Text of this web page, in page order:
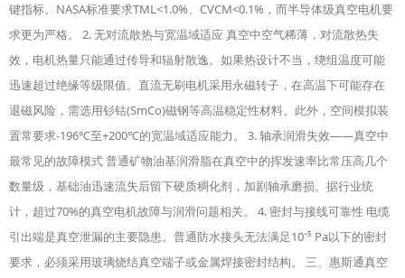
键指标。NASA标准要求TML<1.0%、CVCM<0.1%，而半导体级真空电机要
求更为严格。 2. 无对流散热与宽温域适应 真空中空气稀薄，对流散热失
效，电机热量只能通过传导和辐射散逸。如果热设计不当，绕组温度可能
迅速超过绝缘等级限值。直流无刷电机采用永磁转子，在高温下可能存在
退磁风险，需选用钐钴(SmCo)磁钢等高温稳定性材料。此外，空间模拟装
置常要求-196℃至+200℃的宽温域适应能力。 3. 轴承润滑失效——真空中
最常见的故障模式 普通矿物油基润滑脂在真空中的挥发速率比常压高几个
数量级，基础油迅速流失后留下硬质稠化剂，加剧轴承磨损。据行业统
计，超过70%的真空电机故障与润滑问题相关。 4. 密封与接线可靠性 电缆
引出端是真空泄漏的主要隐患。普通防水接头无法满足10⁻⁵ Pa以下的密封
要求，必须采用玻璃烧结真空端子或金属焊接密封结构。 三、惠斯通真空